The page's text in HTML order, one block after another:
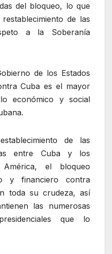
del bloqueo, lo que
de las
a la Soberanía
de los Estados
Cuba es el mayor
económico y social
de las
entre Cuba y los
el bloqueo
y financiero contra
toda su crudeza, así
las numerosas
que lo